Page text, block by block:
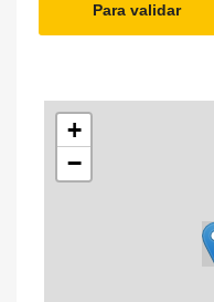
Para validar
+
−